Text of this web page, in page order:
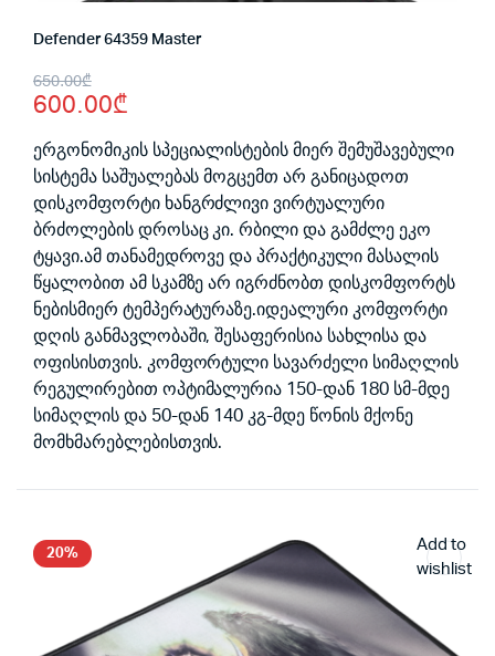
Defender 64359 Master
650.00₾
Original
price
was:
650.00₾.
600.00₾
Current
price
is:
600.00₾.
ერგონომიკის სპეციალისტების მიერ შემუშავებული
სისტემა საშუალებას მოგცემთ არ განიცადოთ
დისკომფორტი ხანგრძლივი ვირტუალური
ბრძოლების დროსაც კი. რბილი და გამძლე ეკო
ტყავი.ამ თანამედროვე და პრაქტიკული მასალის
წყალობით ამ სკამზე არ იგრძნობთ დისკომფორტს
ნებისმიერ ტემპერატურაზე.იდეალური კომფორტი
დღის განმავლობაში, შესაფერისია სახლისა და
ოფისისთვის. კომფორტული სავარძელი სიმაღლის
რეგულირებით ოპტიმალურია 150-დან 180 სმ-მდე
სიმაღლის და 50-დან 140 კგ-მდე წონის მქონე
მომხმარებლებისთვის.
20%
Add to
wishlist